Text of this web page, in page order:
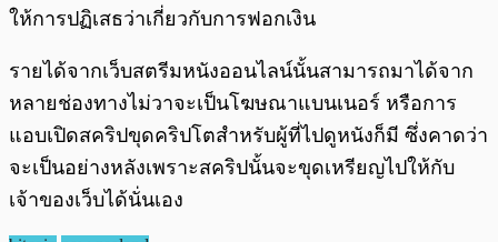
ให้การปฏิเสธว่าเกี่ยวกับการฟอกเงิน
รายได้จากเว็บสตรีมหนังออนไลน์นั้นสามารถมาได้จาก
หลายช่องทางไม่วาจะเป็นโฆษณาแบนเนอร์ หรือการ
แอบเปิดสคริปขุดคริปโตสำหรับผู้ที่ไปดูหนังก็มี ซึ่งคาดว่า
จะเป็นอย่างหลังเพราะสคริปนั้นจะขุดเหรียญไปให้กับ
เจ้าของเว็บได้นั่นเอง